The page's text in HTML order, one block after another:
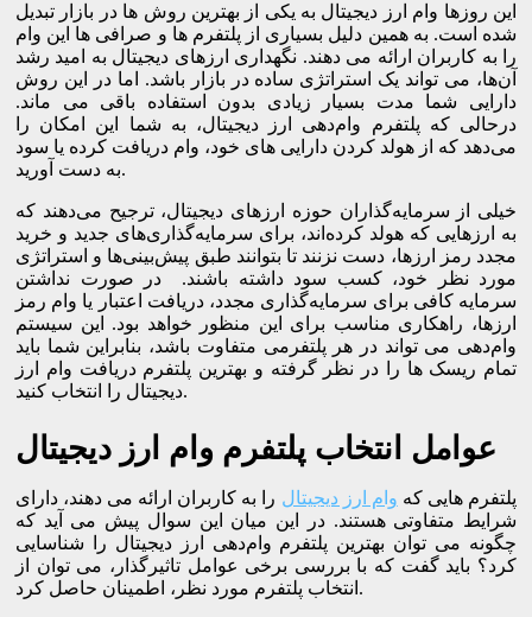
این روزها وام ارز دیجیتال به یکی از بهترین روش ‌ها در بازار تبدیل
شده است. به همین دلیل بسیاری از پلتفرم ‌ها و صرافی ‌ها این وام
را به کاربران ارائه می ‌دهند. نگهداری ارزهای دیجیتال به امید رشد
آن‌ها، می ‌تواند یک استراتژی ساده در بازار باشد. اما در این روش
دارایی شما مدت بسیار زیادی بدون استفاده باقی می ‌ماند.
درحالی که پلتفرم وام‌دهی ارز دیجیتال، به شما این امکان را
می‌دهد که از هولد کردن دارایی ‌های خود، وام دریافت کرده یا سود
به دست آورید.
خیلی از سرمایه‌گذاران حوزه ارزهای دیجیتال، ترجیح می‌دهند که
به ارزهایی که هولد کرده‌اند، برای سرمایه‌گذاری‌های جدید و خرید
مجدد رمز ارزها، دست نزنند تا بتوانند طبق پیش‌بینی‌ها و استراتژی
مورد نظر خود، کسب سود داشته باشند. در صورت نداشتن
سرمایه کافی برای سرمایه‌گذاری مجدد، دریافت اعتبار یا وام رمز
ارزها، راهکاری مناسب برای این منظور خواهد بود. این سیستم
وام‌دهی می ‌تواند در هر پلتفرمی متفاوت باشد، بنابراین شما باید
تمام ریسک ‌ها را در نظر گرفته و بهترین پلتفرم دریافت وام ارز
دیجیتال را انتخاب کنید.
عوامل انتخاب پلتفرم وام ارز دیجیتال
پلتفرم ‌هایی که وام ارز دیجیتال را به کاربران ارائه می ‌دهند، دارای
شرایط متفاوتی هستند. در این میان این سوال پیش می ‌آید که
چگونه می ‌توان بهترین پلتفرم وام‌دهی ارز دیجیتال را شناسایی
کرد؟ باید گفت که با بررسی برخی عوامل تاثیرگذار، می ‌توان از
انتخاب پلتفرم مورد نظر، اطمینان حاصل کرد.